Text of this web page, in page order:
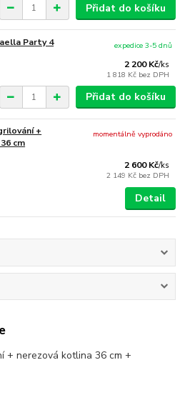
Přidat do košíku
Party 4
2 200 Kč/ks
1 818 Kč bez DPH
expedice 3-5 dnů
Přidat do košíku
+
cm
2 600 Kč/ks
2 149 Kč bez DPH
momentálně vyprodáno
Detail
+ nerezová kotlina 36 cm +